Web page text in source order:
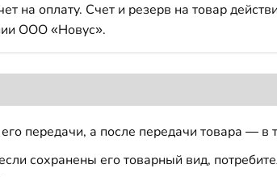
оплату. Счет и резерв на товар
ООО «Новус».
передачи, а после передачи товара — в
сохранены его товарный вид,